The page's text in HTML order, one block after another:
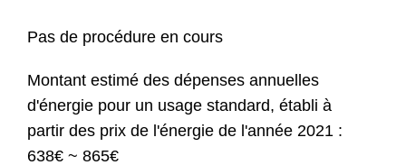
Pas de procédure en cours
Montant estimé des dépenses annuelles
d'énergie pour un usage standard, établi à
partir des prix de l'énergie de l'année 2021 :
638€ ~ 865€